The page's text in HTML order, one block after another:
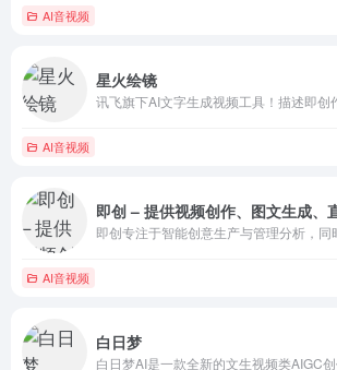
AI音视频
星火绘镜
讯飞旗下AI文字生成视频工具！描述即创
AI音视频
AI音视频
白日梦